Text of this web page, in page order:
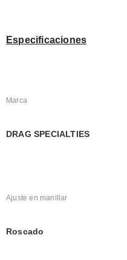
Especificaciones
Marca
DRAG SPECIALTIES
Ajuste en manillar
Roscado